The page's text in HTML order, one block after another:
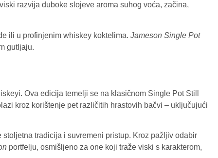
razvija duboke slojeve aroma suhog voća, začina,
ili u profinjenim whiskey koktelima. Jameson Single Pot
gutljaju.
Ova edicija temelji se na klasičnom Single Pot Still
kroz korištenje pet različitih hrastovih bačvi – uključujući
tradicija i suvremeni pristup. Kroz pažljiv odabir
portfelju, osmišljeno za one koji traže viski s karakterom,